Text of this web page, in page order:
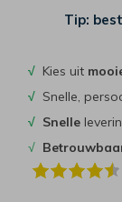
Tip:
√ Kies uit
√ Snelle,
√ Snelle
√